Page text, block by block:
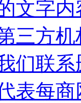
文字
三方
们联
表每